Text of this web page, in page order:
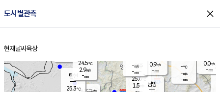
도시별관측 close
홈
현재날씨 육상
양주
25.6℃
1.5
-℃
-m/s
-mm
탄현
25.3℃
0.0m/s
-mm
남방
-m/s
-mm
24.5℃
2.9m/s
-mm
0.9m/s
-mm